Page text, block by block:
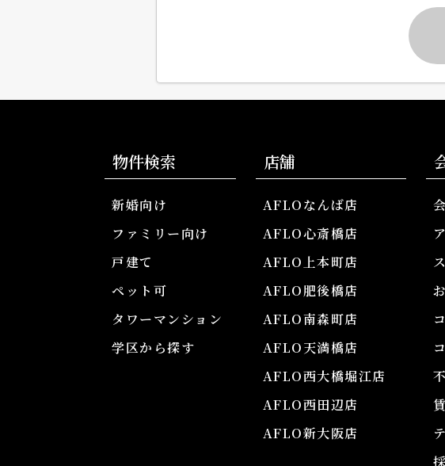
物件検索
新婚向け
ファミリー向け
戸建て
ペット可
タワーマンション
学区から探す
店舗
AFLOなんば店
AFLO心斎橋店
AFLO上本町店
AFLO肥後橋店
AFLO南森町店
AFLO天満橋店
AFLO西大橋堀江店
AFLO西田辺店
AFLO新大阪店